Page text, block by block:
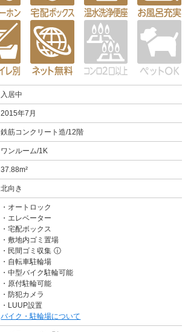
入居中
2015年7月
鉄筋コンクリート造/12階
ワンルーム/1K
37.88m²
北向き
オートロック
エレベーター
宅配ボックス
敷地内ゴミ置場
民間ゴミ収集 ⓘ
自転車駐輪場
中型バイク駐輪可能
原付駐輪可能
防犯カメラ
LUUP設置
バイク・駐輪場について